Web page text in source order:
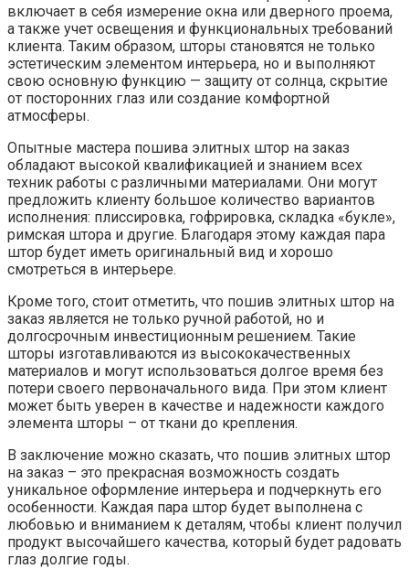
включает в себя измерение окна или дверного проема,
а также учет освещения и функциональных требований
клиента. Таким образом, шторы становятся не только
эстетическим элементом интерьера, но и выполняют
свою основную функцию — защиту от солнца, скрытие
от посторонних глаз или создание комфортной
атмосферы.
Опытные мастера пошива элитных штор на заказ
обладают высокой квалификацией и знанием всех
техник работы с различными материалами. Они могут
предложить клиенту большое количество вариантов
исполнения: плиссировка, гофрировка, складка «букле»,
римская штора и другие. Благодаря этому каждая пара
штор будет иметь оригинальный вид и хорошо
смотреться в интерьере.
Кроме того, стоит отметить, что пошив элитных штор на
заказ является не только ручной работой, но и
долгосрочным инвестиционным решением. Такие
шторы изготавливаются из высококачественных
материалов и могут использоваться долгое время без
потери своего первоначального вида. При этом клиент
может быть уверен в качестве и надежности каждого
элемента шторы – от ткани до крепления.
В заключение можно сказать, что пошив элитных штор
на заказ – это прекрасная возможность создать
уникальное оформление интерьера и подчеркнуть его
особенности. Каждая пара штор будет выполнена с
любовью и вниманием к деталям, чтобы клиент получил
продукт высочайшего качества, который будет радовать
глаз долгие годы.